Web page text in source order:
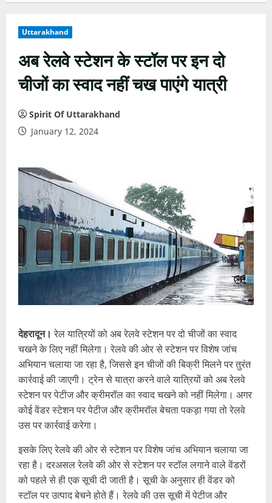
Uttarakhand
अब रेलवे स्टेशन के स्टॉल पर इन दो
चीजों का स्वाद नहीं चख पाएंगे यात्री
Spirit Of Uttarakhand
January 12, 2024
देहरादून।रेल यात्रियों को अब रेलवे स्टेशन पर दो चीजों का स्वाद
चखने के लिए नहीं मिलेगा। रेलवे की ओर से स्टेशन पर विशेष जांच
अभियान चलाया जा रहा है, जिससे इन चीजों की बिक्री मिलने पर तुरंत
कार्रवाई की जाएगी। ट्रेन से यात्रा करने वाले यात्रियों को अब रेलवे
स्टेशन पर पेटीज और क्रीमरॉल का स्वाद चखने को नहीं मिलेगा। अगर
कोई वेंडर स्टेशन पर पेटीज और क्रीमरॉल बेचता पकड़ा गया तो रेलवे
उस पर कार्रवाई करेगा।
इसके लिए रेलवे की ओर से स्टेशन पर विशेष जांच अभियान चलाया जा
रहा है। दरअसल रेलवे की ओर से स्टेशन पर स्टॉल लगाने वाले वेंडरों
को पहले से ही एक सूची दी जाती है। सूची के अनुसार ही वेंडर को
स्टॉल पर उत्पाद बेचने होते हैं। रेलवे की उस सूची में पेटीज और